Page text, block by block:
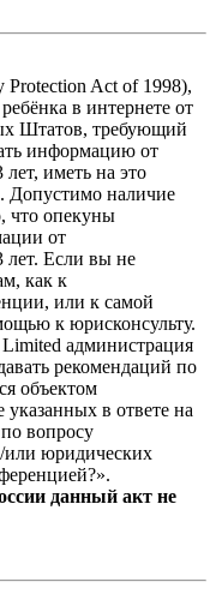
Protection Act of 1998),
в интернете от
Штатов, требующий
информацию от
иметь на это
Допустимо наличие
что опекуны
от
лет. Если вы не
как к
или к самой
к юрисконсульту.
администрация
рекомендаций по
объектом
в ответе на
вопросу
или юридических
данный акт не